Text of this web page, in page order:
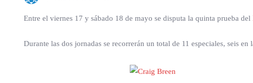
Entre el viernes 17 y sábado 18 de mayo se disputa la quinta prueba del
Durante las dos jornadas se recorrerán un total de 11 especiales, seis